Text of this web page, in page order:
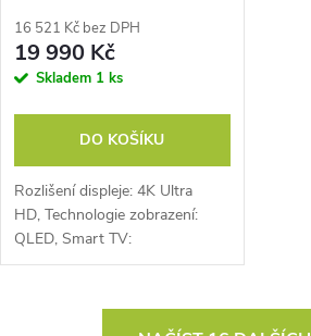
16 521 Kč bez DPH
19 990 Kč
Skladem 1 ks
DO KOŠÍKU
Rozlišení displeje: 4K Ultra
HD, Technologie zobrazení:
QLED, Smart TV:
ano, Internetový prohlížeč:
ladění Skylink: ANO,